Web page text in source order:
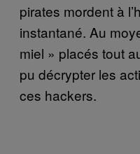
pirates mordent à
instantané. Au
miel » placés tout
pu décrypter les
ces hackers.